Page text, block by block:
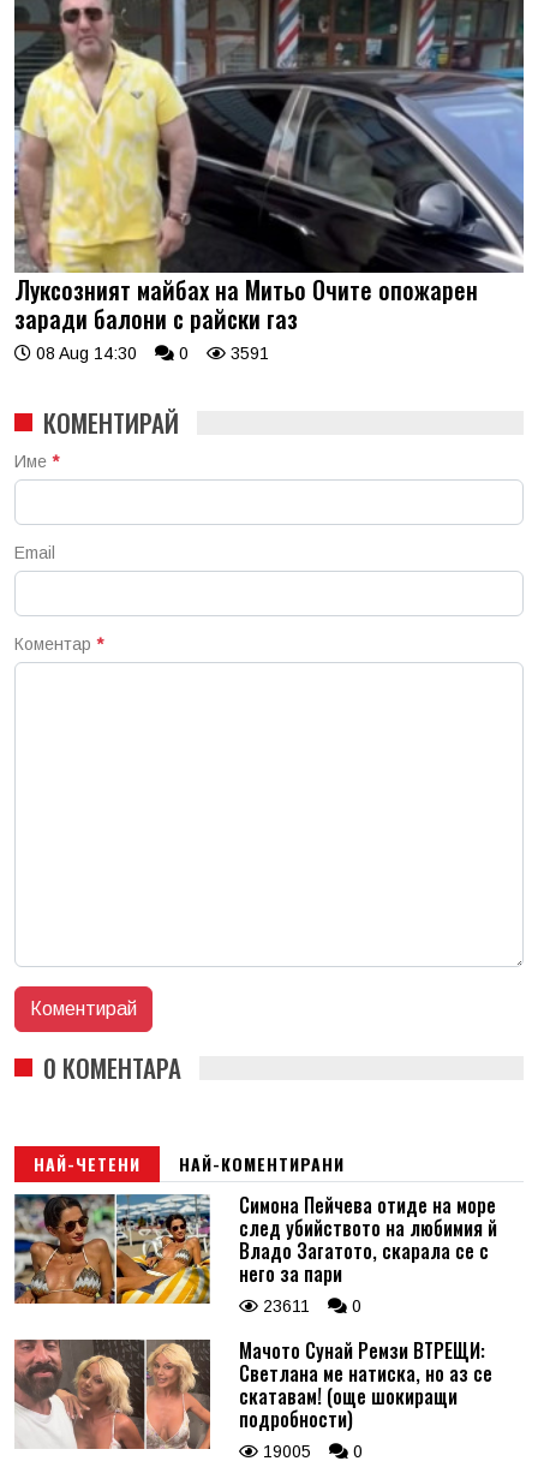
Луксозният майбах на Митьо Очите опожарен
заради балони с райски газ
08 Aug 14:30 0 3591
КОМЕНТИРАЙ
Име *
Email
Коментар *
0 КОМЕНТАРА
НАЙ-ЧЕТЕНИ НАЙ-КОМЕНТИРАНИ
Симона Пейчева отиде на море
след убийството на любимия й
Владо Загатото, скарала се с
него за пари
23611 0
Мачото Сунай Ремзи ВТРЕЩИ:
Светлана ме натиска, но аз се
скатавам! (още шокиращи
подробности)
19005 0